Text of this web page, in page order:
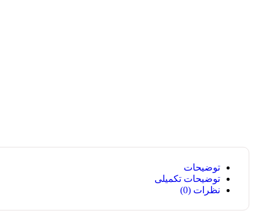
توضیحات
توضیحات تکمیلی
نظرات (0)